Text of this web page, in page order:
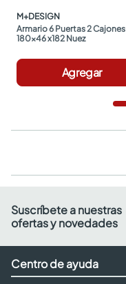
M+DESIGN
Armario 6 Puertas 2 Cajones
180x46 x182 Nuez
Agregar
Suscríbete a nuestras
ofertas y novedades
Centro de ayuda